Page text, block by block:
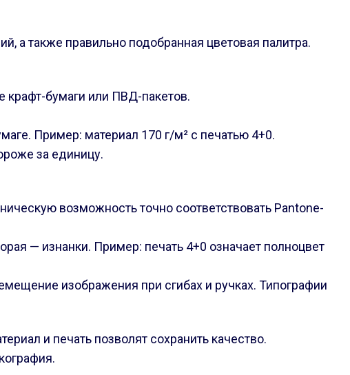
а также правильно подобранная цветовая палитра.
бумаги или ПВД-пакетов.
Пример: материал 170 г/м² с печатью 4+0.
за единицу.
возможность точно соответствовать Pantone-
— изнанки. Пример: печать 4+0 означает полноцвет
изображения при сгибах и ручках. Типографии
и печать позволят сохранить качество.